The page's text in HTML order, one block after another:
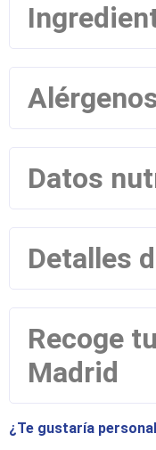
Datos
Detalles
Recoge
Madrid
¿Te gustaría